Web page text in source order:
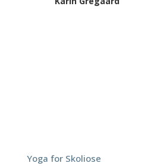
Yoga for Skoliose